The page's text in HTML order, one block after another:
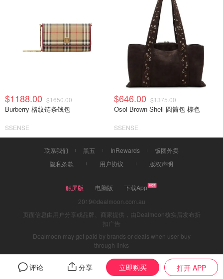
$1188.00 $1650.00
Burberry 格纹链条钱包
SSENSE
$646.00 $1375.00
Osoi Brown Shell 圆筒包 棕色
SSENSE
评论 分享 立即购买 打开 APP
联系我们 黑五 InRewards
饭团外卖
隐私条款
用户协议 版权声明
触屏版 电脑版
下载App
2019©dealmoon.com.au
页面信息由用户分享或品牌、商家提供，由Dealmoon核实后发布折
扣广告
Dealmoon may get paid by brands or deals when user buy
through links